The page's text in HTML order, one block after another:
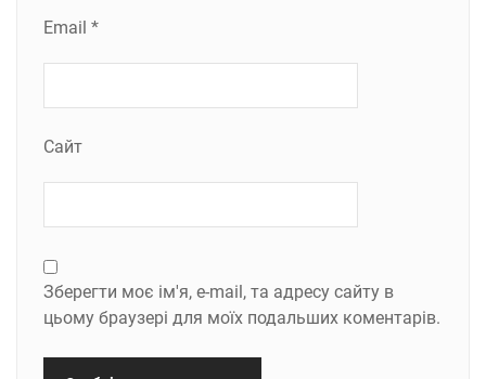
Email *
Сайт
Зберегти моє ім'я, e-mail, та адресу сайту в
цьому браузері для моїх подальших коментарів.